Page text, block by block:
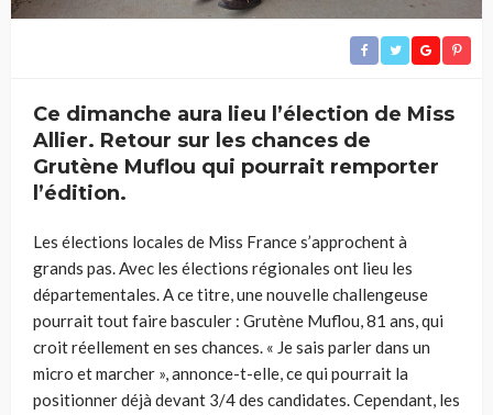
Ce dimanche aura lieu l’élection de Miss
Allier. Retour sur les chances de
Grutène Muflou qui pourrait remporter
l’édition.
Les élections locales de Miss France s’approchent à
grands pas. Avec les élections régionales ont lieu les
départementales. A ce titre, une nouvelle challengeuse
pourrait tout faire basculer : Grutène Muflou, 81 ans, qui
croit réellement en ses chances. « Je sais parler dans un
micro et marcher », annonce-t-elle, ce qui pourrait la
positionner déjà devant 3/4 des candidates. Cependant, les